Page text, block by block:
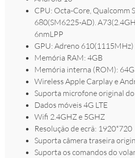
CPU: Octa-Core, Qualcomm
680(SM6225-AD).
6nmLPP
GPU: Adreno 610(1115MHz)
Memória RAM: 4GB
Memória interna (ROM):
Wireless Apple Carplay e
Suporta microfone original do
Dados móveis 4G LTE
Wifi 2.4GHZ e 5GHZ
Resolução de ecrã: 1920*720
Suporta câmera traseira
Suporta os comandos do